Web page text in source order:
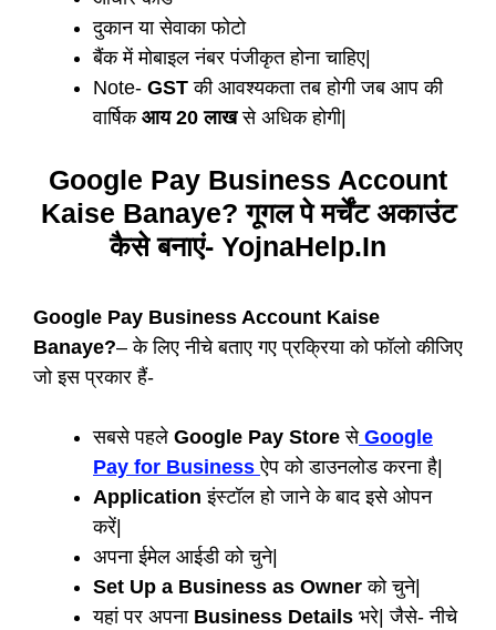
दुकान या सेवाका फोटो
बैंक में मोबाइल नंबर पंजीकृत होना चाहिए|
Note- GST की आवश्यकता तब होगी जब आप की
वार्षिक आय 20 लाखसे अधिक होगी|
Google Pay Business Account
Kaise Banaye? गूगल पे मर्चेंट अकाउंट
कैसे बनाएं- YojnaHelp.In
Google Pay Business Account Kaise
Banaye?– के लिए नीचे बताए गए प्रक्रिया को फॉलो कीजिए
जो इस प्रकार हैं-
सबसे पहले Google Pay Store से Google
Pay for Business ऐप को डाउनलोड करना है|
Application इंस्टॉल हो जाने के बाद इसे ओपन
करें|
अपना ईमेल आईडी को चुने|
Set Up a Business as Owner को चुने|
यहां पर अपना Business Details भरे| जैसे- नीचे